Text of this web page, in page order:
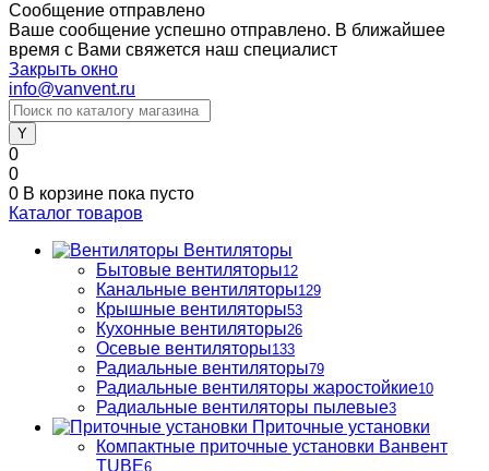
Сообщение отправлено
Ваше сообщение успешно отправлено. В ближайшее
время с Вами свяжется наш специалист
Закрыть окно
info@vanvent.ru
0
0
0 В корзине пока пусто
Каталог товаров
Вентиляторы
Бытовые вентиляторы12
Канальные вентиляторы129
Крышные вентиляторы53
Кухонные вентиляторы26
Осевые вентиляторы133
Радиальные вентиляторы79
Радиальные вентиляторы жаростойкие10
Радиальные вентиляторы пылевые3
Приточные установки
Компактные приточные установки Ванвент
TUBE6